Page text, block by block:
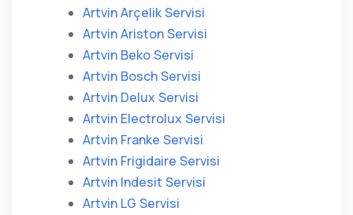
Artvin Arçelik Servisi
Artvin Ariston Servisi
Artvin Beko Servisi
Artvin Bosch Servisi
Artvin Delux Servisi
Artvin Electrolux Servisi
Artvin Franke Servisi
Artvin Frigidaire Servisi
Artvin Indesit Servisi
Artvin LG Servisi